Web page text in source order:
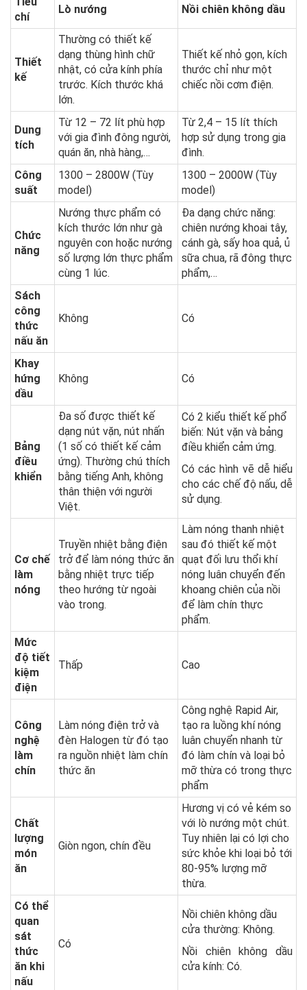
chí
Lò nướng Nồi chiên không dầu
Thiết
kế
Thường có thiết kế
dạng thùng hình chữ
nhật, có cửa kính phía
trước. Kích thước khá
lớn.
Thiết kế nhỏ gọn, kích
thước chỉ như một
chiếc nồi cơm điện.
Dung
tích
Từ 12 – 72 lít phù hợp
với gia đình đông người,
quán ăn, nhà hàng,…
Từ 2,4 – 15 lít thích
hợp sử dụng trong gia
đình.
Công
suất
1300 – 2800W (Tùy
model)
1300 – 2000W (Tùy
model)
Chức
năng
Nướng thực phẩm có
kích thước lớn như gà
nguyên con hoặc nướng
số lượng lớn thực phẩm
cùng 1 lúc.
Đa dạng chức năng:
chiên nướng khoai tây,
cánh gà, sấy hoa quả, ủ
sữa chua, rã đông thực
phẩm,…
Sách
công
thức
nấu ăn
Không Có
Khay
hứng
dầu
Không Có
Bảng
điều
khiển
Đa số được thiết kế
dạng nút vặn, nút nhấn
(1 số có thiết kế cảm
ứng). Thường chú thích
bằng tiếng Anh, không
thân thiện với người
Việt.
Có 2 kiểu thiết kế phổ
biến: Nút vặn và bảng
điều khiển cảm ứng.
Có các hình vẽ dễ hiểu
cho các chế độ nấu, dễ
sử dụng.
Cơ chế
làm
nóng
Truyền nhiệt bằng điện
trở để làm nóng thức ăn
bằng nhiệt trực tiếp
theo hướng từ ngoài
vào trong.
Làm nóng thanh nhiệt
sau đó thiết kế một
quạt đối lưu thổi khí
nóng luân chuyển đến
khoang chiên của nồi
để làm chín thực
phẩm.
Mức
độ tiết
kiệm
điện
Thấp Cao
Công
nghệ
làm
chín
Làm nóng điện trở và
đèn Halogen từ đó tạo
ra nguồn nhiệt làm chín
thức ăn
Công nghệ Rapid Air,
tạo ra luồng khí nóng
luân chuyển nhanh từ
đó làm chín và loại bỏ
mỡ thừa có trong thực
phẩm
Chất
lượng
món
ăn
Giòn ngon, chín đều
Hương vị có vẻ kém so
với lò nướng một chút.
Tuy nhiên lại có lợi cho
sức khỏe khi loại bỏ tới
80-95% lượng mỡ
thừa.
Có thể
quan
sát
thức
ăn khi
nấu
Có
Nồi chiên không dầu
cửa thường: Không.
Nồi chiên không dầu
cửa kính: Có.